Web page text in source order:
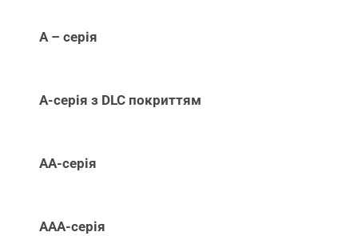
А – серія
А-серія з DLC покриттям
АА-серія
ААА-серія